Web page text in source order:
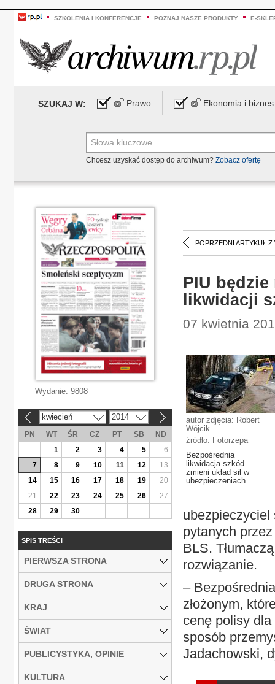
SZKOLENIA I KONFERENCJE POZNAJ NASZE PRODUKTY E-
SZUKAJ W: Prawo Ekonomia i biznes
Chcesz uzyskać dostęp do archiwum? Zobacz ofertę
POPRZEDNI ARTYKUŁ Z
PIU
likwidacji
07 kwietnia
autor zdjęcia: Robert
Wójcik
źródło: Fotorzepa
Bezpośrednia
likwidacja szkód
zmieni układ sił w
ubezpieczeniach
pytanych
BLS.
rozwiązanie.
–
złożonym,
cenę polisy
sposób
Jadachowski,
Wydanie: 9808
kwiecień 2014
PN WT ŚR CZ PT SB
ND
1
2 3 4 5
6
7
8 9 10 11 12
13
14
15 16 17 18 19
20
21
22 23 24 25 26
27
28
29 30
SPIS TREŚCI
PIERWSZA STRONA
DRUGA STRONA
KRAJ
ŚWIAT
PUBLICYSTYKA, OPINIE
KULTURA